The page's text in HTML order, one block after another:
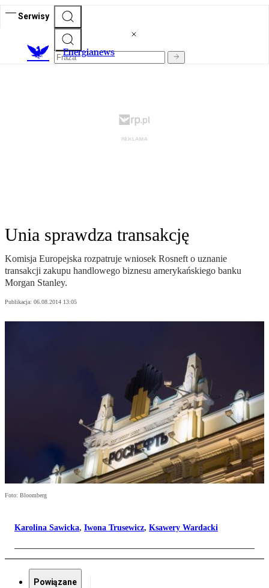
Serwisy
Energianews
Unia sprawdza transakcję
Komisja Europejska rozpatruje wniosek Rosneft o uznanie
transakcji zakupu handlowego biznesu amerykańskiego banku
Morgan Stanley.
Publikacja: 06.08.2014 13:05
Foto: Bloomberg
Karolina Sawicka, Iwona Trusewicz, Ksawery Wardacki
Powiązane